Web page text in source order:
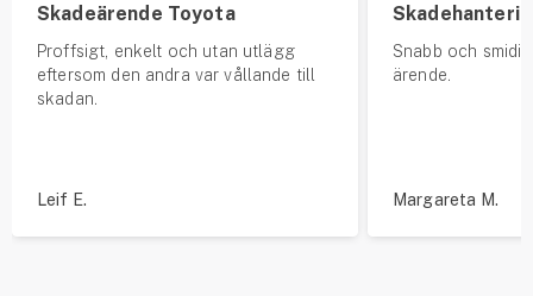
Skadeärende Toyota
Proffsigt, enkelt och utan utlägg
eftersom den andra var vållande till
skadan.
Leif E.
Snabb och
ärende.
Margareta M.